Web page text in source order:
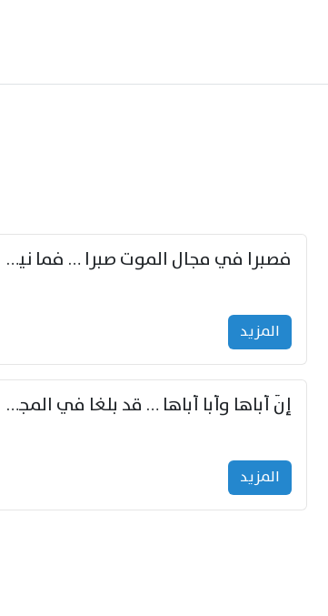
فصبرا في مجال الموت صبرا … فما نيل الخلود بمستطاع
المزید
إنّ أباها وأبا أباها … قد بلغا في المجد غايتاها
المزید